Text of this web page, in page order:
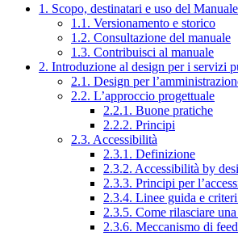
1. Scopo, destinatari e uso del
1.1. Versionamento e storico
1.2. Consultazione del manuale
1.3. Contribuisci al manuale
2. Introduzione al design per i servizi
2.1. Design per
2.2. L’approccio progettuale
2.2.1. Buone pratiche
2.2.2. Principi
2.3. Accessibilità
2.3.1. Definizione
2.3.2. Accessibilità by
2.3.3. Principi per
2.3.4. Linee guida e
2.3.5. Come rilasciare
2.3.6. Meccanismo di